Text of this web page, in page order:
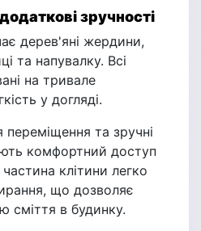
зручності
дерев'яні жердини,
та напувалку. Всі
на тривале
у догляді.
переміщення та зручні
комфортний доступ
клітини легко
що дозволяє
сміття в будинку.